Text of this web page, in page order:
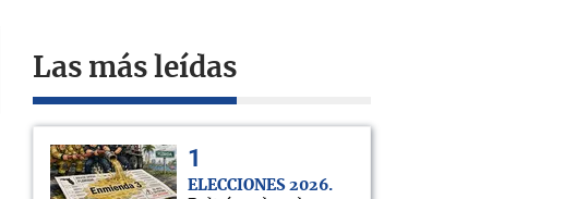
Las más leídas
ELECCIONES 2026